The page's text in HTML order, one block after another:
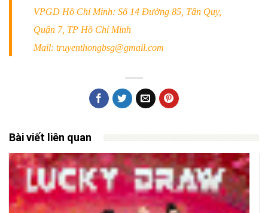
VPGD Hồ Chí Minh: Số 14 Đường 85, Tân Quy,
Quận 7, TP Hồ Chí Minh
Mail: truyenthongbsg@gmail.com
Bài viết liên quan